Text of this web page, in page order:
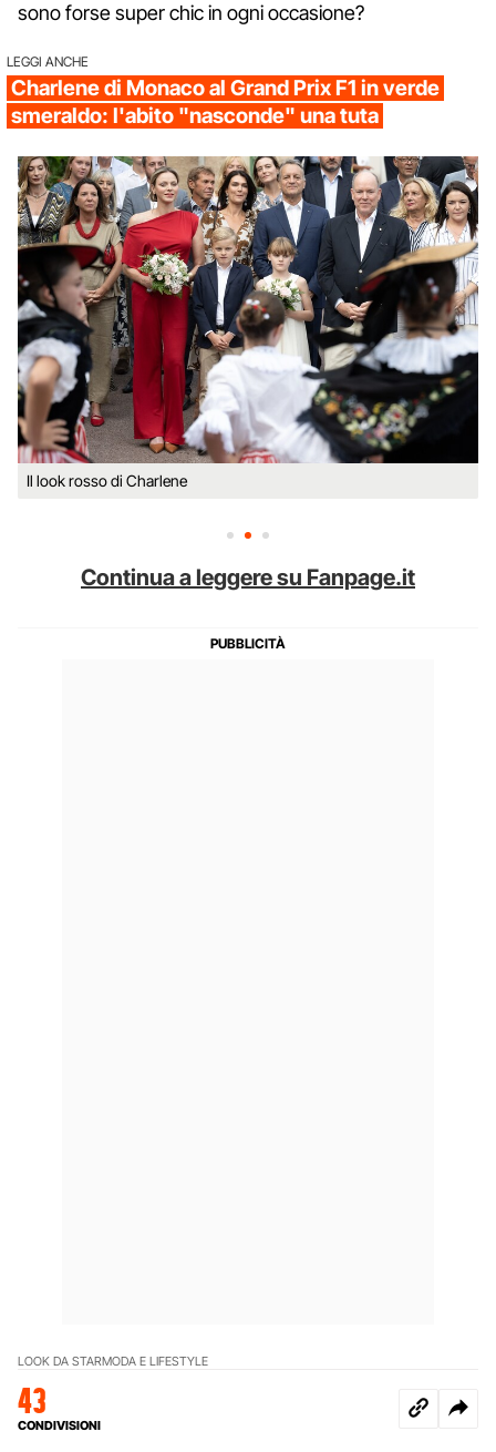
sono forse super chic in ogni occasione?
LEGGI ANCHE
Charlene di Monaco al Grand Prix F1 in verde
smeraldo: l'abito "nasconde" una tuta
Il look rosso di Charlene
Continua a leggere su Fanpage.it
LOOK DA STARMODA E LIFESTYLE
43
CONDIVISIONI